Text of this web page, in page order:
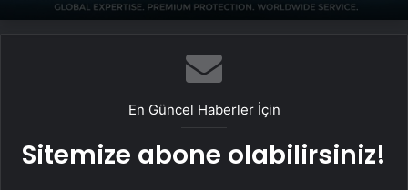
En Güncel Haberler İçin
Sitemize abone olabilirsiniz!